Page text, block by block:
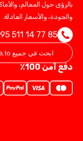
بالرؤى حول المعالم،
والجودة، والأسعار العادلة.
511 14 77 85
دفع آمن 100٪